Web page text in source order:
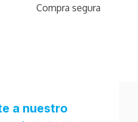
Compra segura